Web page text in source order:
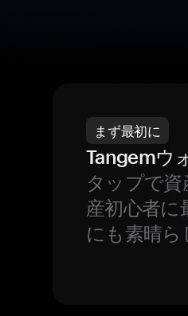
まず最初に
Tangemウ
タップで
産初心者に
にも素晴ら